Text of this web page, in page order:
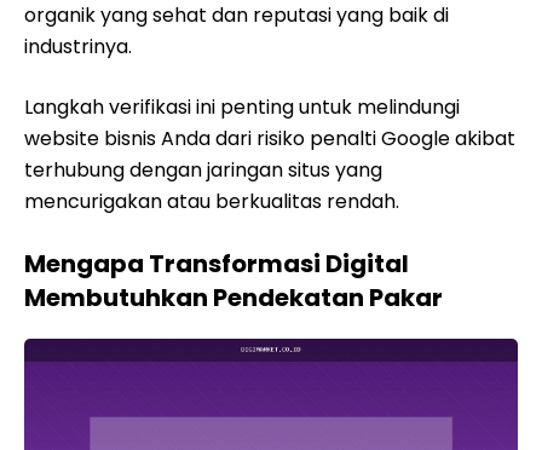
organik yang sehat dan reputasi yang baik di
industrinya.
Langkah verifikasi ini penting untuk melindungi
website bisnis Anda dari risiko penalti Google akibat
terhubung dengan jaringan situs yang
mencurigakan atau berkualitas rendah.
Mengapa Transformasi Digital
Membutuhkan Pendekatan Pakar